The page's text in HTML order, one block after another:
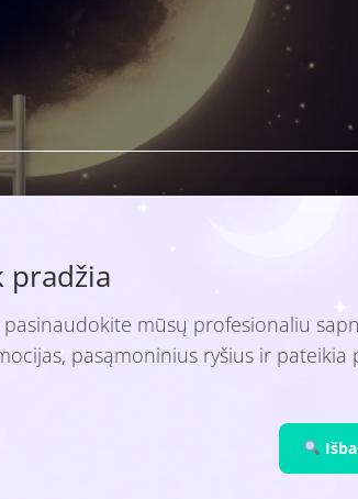
pradžia
pasinaudokite mūsų profesionaliu
pasąmoninius ryšius ir pateikia